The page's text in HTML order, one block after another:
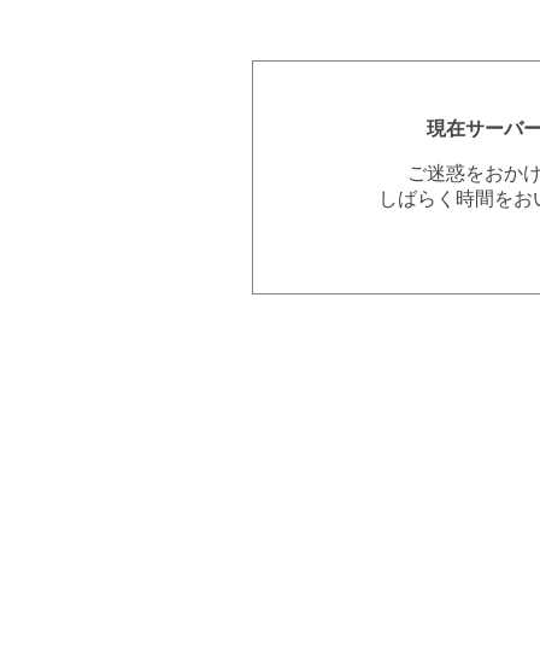
現在サーバ
ご迷惑をおか
しばらく時間を